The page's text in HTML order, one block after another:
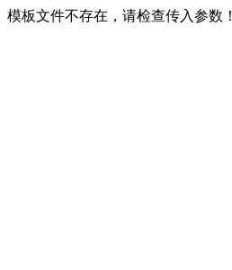
模板文件不存在，请检查传入参数！